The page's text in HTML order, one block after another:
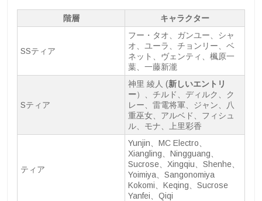
階層 キャラクター
SSティア
フー・タオ、ガンユー、シャ
オ、ユーラ、チョンリー、ベ
ネット、ヴェンティ、楓原一
葉、一藤新瀧
Sティア
神里 綾人 (新しいエントリ
ー）、チルド、ディルク、ク
レー、雷電将軍、ジャン、八
重巫女、アルベド、フィシュ
ル、モナ、上里彩香
ティア
Yunjin、MC Electro、
Xiangling、Ningguang、
Sucrose、Xingqiu、Shenhe、
Yoimiya、Sangonomiya
Kokomi、Keqing、Sucrose
Yanfei、Qiqi